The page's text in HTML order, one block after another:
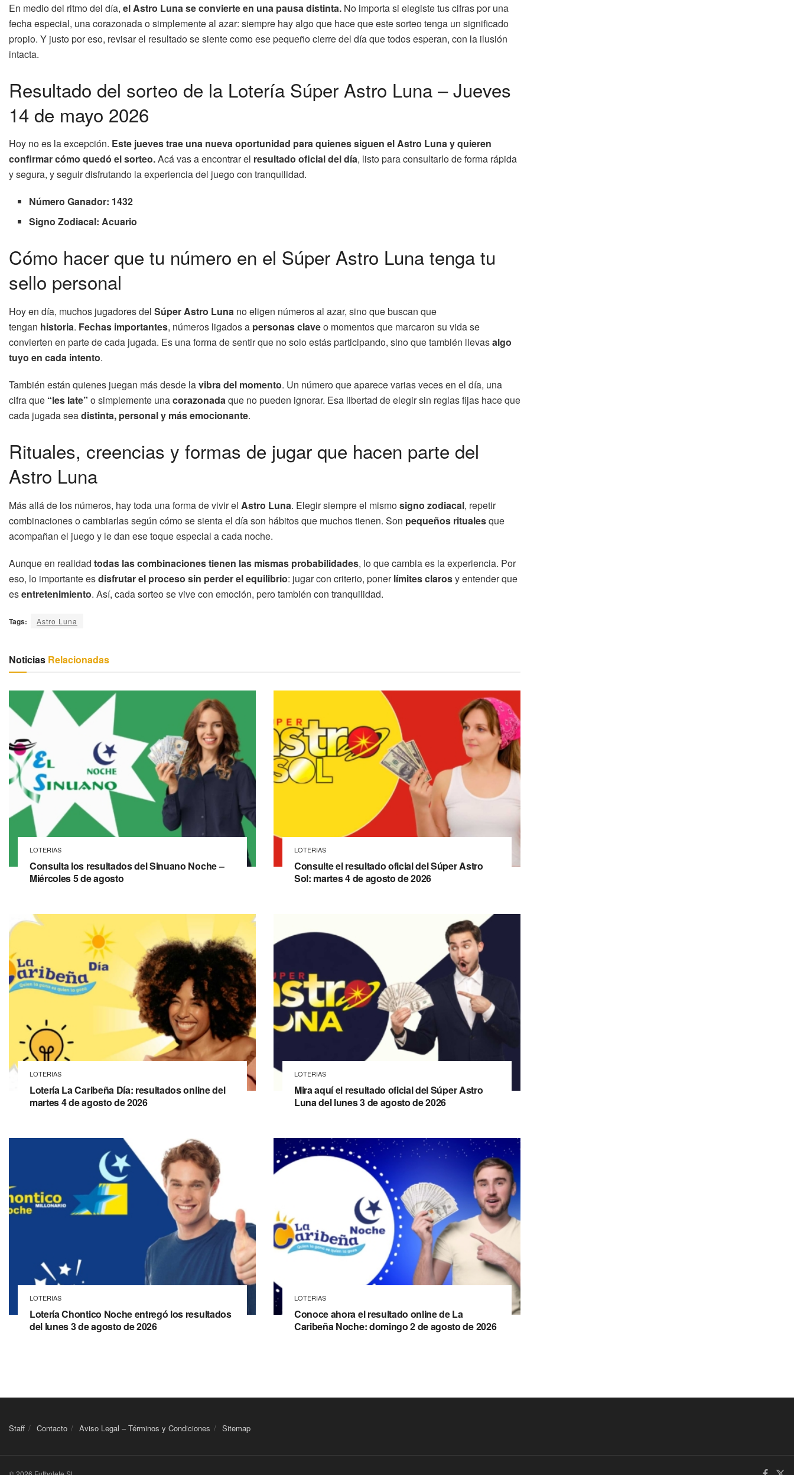
En medio del ritmo del día, el Astro Luna se convierte en una pausa distinta. No importa si elegiste tus cifras por una
fecha especial, una corazonada o simplemente al azar: siempre hay algo que hace que este sorteo tenga un significado
propio. Y justo por eso, revisar el resultado se siente como ese pequeño cierre del día que todos esperan, con la ilusión
intacta.
Resultado del sorteo de la Lotería Súper Astro Luna – Jueves
14 de mayo 2026
Hoy no es la excepción. Este jueves trae una nueva oportunidad para quienes siguen el Astro Luna y quieren
confirmar cómo quedó el sorteo.Acá vas a encontrar el resultado oficial del día, listo para consultarlo de forma rápida
y segura, y seguir disfrutando la experiencia del juego con tranquilidad.
Número Ganador: 1432
Signo Zodiacal: Acuario
Cómo hacer que tu número en el Súper Astro Luna tenga tu
sello personal
Hoy en día, muchos jugadores del Súper Astro Luna no eligen números al azar, sino que buscan que
tengan historia. Fechas importantes, números ligados a personas claveo momentos que marcaron su vida se
convierten en parte de cada jugada. Es una forma de sentir que no solo estás participando, sino que también llevasalgo
tuyo en cada intento.
También están quienes juegan más desde lavibra del momento. Un número que aparece varias veces en el día, una
cifra que “les late” o simplemente unacorazonadaque no pueden ignorar. Esa libertad de elegir sin reglas fijas hace que
cada jugada seadistinta, personal y más emocionante.
Rituales, creencias y formas de jugar que hacen parte del
Astro Luna
Más allá de los números, hay toda una forma de vivir el Astro Luna. Elegir siempre el mismosigno zodiacal, repetir
combinaciones o cambiarlas según cómo se sienta el día son hábitos que muchos tienen. Son pequeños ritualesque
acompañan el juego y le dan ese toque especial a cada noche.
Aunque en realidad todas las combinaciones tienen las mismas probabilidades, lo que cambia es la experiencia. Por
eso, lo importante esdisfrutar el proceso sin perder el equilibrio: jugar con criterio, ponerlímites clarosy entender que
esentretenimiento. Así, cada sorteo se vive con emoción, pero también con tranquilidad.
Tags: Astro Luna
Noticias Relacionadas
LOTERIAS
Consulta los resultados del Sinuano Noche –
Miércoles 5 de agosto
LOTERIAS
Consulte el resultado oficial del Súper Astro
Sol: martes 4 de agosto de 2026
LOTERIAS
Lotería La Caribeña Día: resultados online del
martes 4 de agosto de 2026
LOTERIAS
Mira aquí el resultado oficial del Súper Astro
Luna del lunes 3 de agosto de 2026
LOTERIAS
Lotería Chontico Noche entregó los resultados
del lunes 3 de agosto de 2026
LOTERIAS
Conoce ahora el resultado online de La
Caribeña Noche: domingo 2 de agosto de 2026
Staff Contacto Aviso Legal – Términos y Condiciones Sitemap